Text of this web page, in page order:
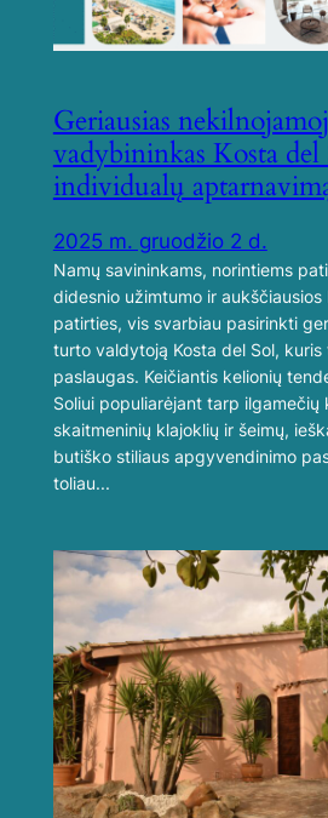
Geriausias
vadybininkas Kosta del
individualų
2025 m. gruodžio 2 d.
Namų savininkams, norintiems
didesnio užimtumo ir
patirties, vis svarbiau pasirinkti
turto valdytoją Kosta del Sol,
paslaugas. Keičiantis kelionių
Soliui populiarėjant tarp ilgamečių
skaitmeninių klajoklių ir šeimų,
butiško stiliaus apgyvendinimo
toliau...